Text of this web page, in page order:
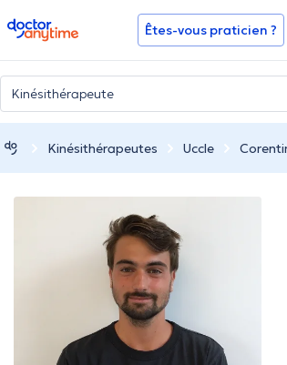
doctoranytime Êtes-vous praticien ?
Kinésithérapeutes Uccle